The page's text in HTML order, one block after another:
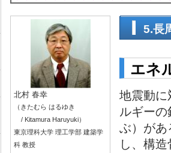
北村 春幸
（きたむら はるゆき
/ Kitamura Haruyuki）
東京理科大学 理工学部 建築学
科 教授
5.長
エネ
地震動に
ルギー
ぶ）があ
し、構